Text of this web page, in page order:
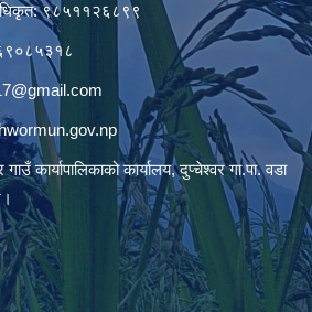
९८५११२६८९९
कार्यापालिकाको कार्यालय, दुप्चेश्वर गा.पा. वडा